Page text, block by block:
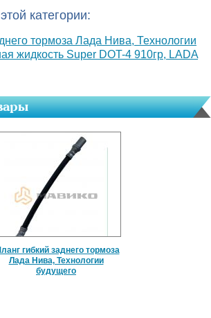
категории:
тормоза Лада Нива, Технологии
жидкость Super DOT-4 910гр, LADA
гибкий заднего тормоза
Лада Нива, Технологии
будущего